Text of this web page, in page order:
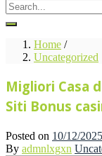
Home /
Uncategorized
Migliori Casa
Siti Bonus
Posted on 10/12/2025
By admnlxgxn